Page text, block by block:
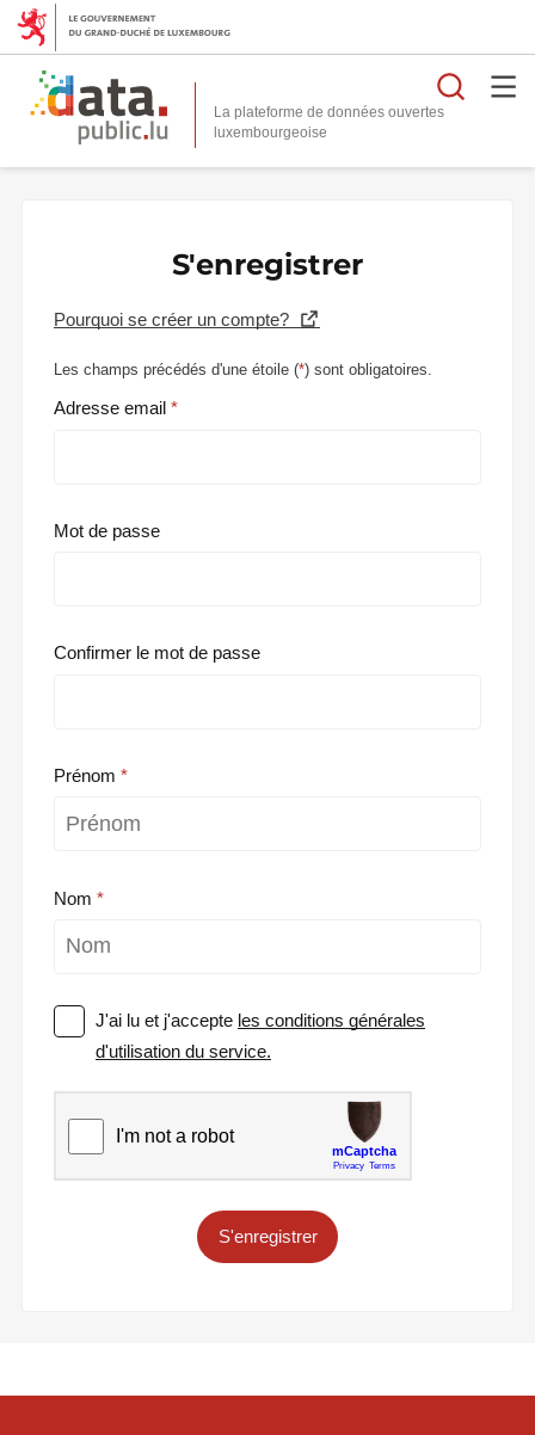
La plateforme de données ouvertes
S'enregistrer
Pourquoi se créer un compte?
Les champs précédés d'une étoile (*) sont obligatoires.
Adresse email
Mot de passe
Confirmer le mot de passe
Prénom
Nom
J'ai lu et j'accepte les conditions générales
d'utilisation du service.
S'enregistrer